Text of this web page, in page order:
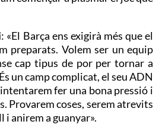
: «El Barça ens exigirà més que el
preparats. Volem ser un equip
cap tipus de por per tornar a
un camp complicat, el seu ADN
fer una bona pressió i
Provarem coses, serem atrevits
i anirem a guanyar».